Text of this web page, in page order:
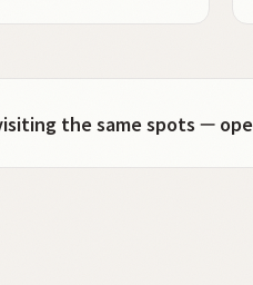
the same spots —